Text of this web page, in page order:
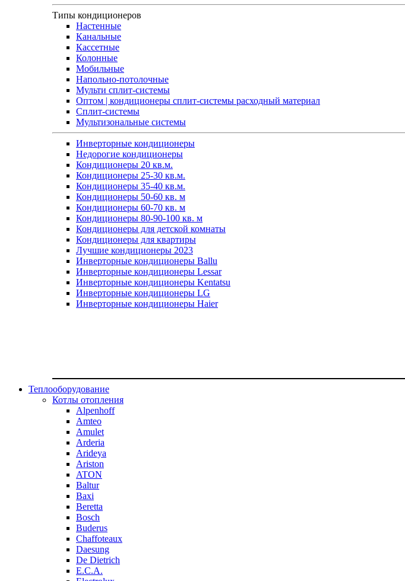
Типы кондиционеров
Настенные
Канальные
Кассетные
Колонные
Мобильные
Напольно-потолочные
Мульти сплит-системы
Оптом | кондиционеры сплит-системы расходный материал
Сплит-системы
Мультизональные системы
Инверторные кондиционеры
Недорогие кондиционеры
Кондиционеры 20 кв.м.
Кондиционеры 25-30 кв.м.
Кондиционеры 35-40 кв.м.
Кондиционеры 50-60 кв. м
Кондиционеры 60-70 кв. м
Кондиционеры 80-90-100 кв. м
Кондиционеры для детской комнаты
Кондиционеры для квартиры
Лучшие кондиционеры 2023
Инверторные кондиционеры Ballu
Инверторные кондиционеры Lessar
Инверторные кондиционеры Kentatsu
Инверторные кондиционеры LG
Инверторные кондиционеры Haier
Теплооборудование
Котлы отопления
Alpenhoff
Amteo
Amulet
Arderia
Arideya
Ariston
ATON
Baltur
Baxi
Beretta
Bosch
Buderus
Chaffoteaux
Daesung
De Dietrich
E.C.A.